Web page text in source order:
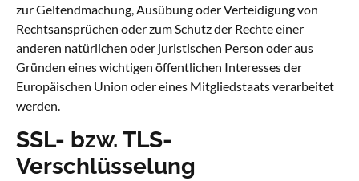
zur Geltendmachung, Ausübung oder Verteidigung von
Rechtsansprüchen oder zum Schutz der Rechte einer
anderen natürlichen oder juristischen Person oder aus
Gründen eines wichtigen öffentlichen Interesses der
Europäischen Union oder eines Mitgliedstaats verarbeitet
werden.
SSL- bzw. TLS-
Verschlüsselung